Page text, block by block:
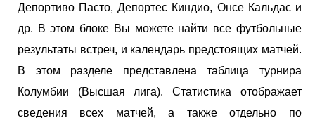
Депортиво Пасто, Депортес Киндио, Онсе Кальдас и
др. В этом блоке Вы можете найти все футбольные
результаты встреч, и календарь предстоящих матчей.
В этом разделе представлена таблица турнира
Колумбии (Высшая лига). Статистика отображает
сведения всех матчей, а также отдельно по